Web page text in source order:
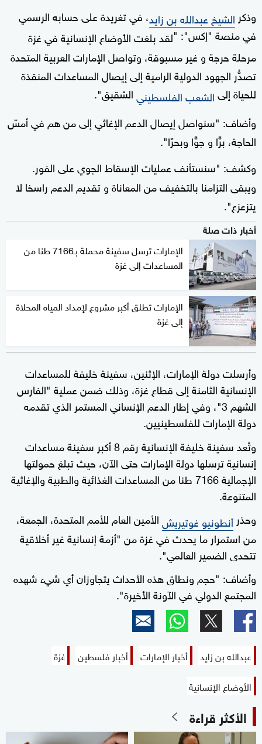
وذكر الشيخ عبدالله بن زايد، في تغريدة على حسابه الرسمي
في منصة "إكس": "لقد بلغت الأوضاع الإنسانية في غزة
مرحلة حرجة و غير مسبوقة، وتواصل الإمارات العربية المتحدة
تصدُّر الجهود الدولية الرامية إلى إيصال المساعدات المنقذة
للحياة إلىالشعب الفلسطينيالشقيق".
وأضاف: "سنواصل إيصال الدعم الإغاثي إلى من هم في أمسّ
الحاجة، برًّا و جوًّا وبحرًا".
وكشف: "سنستأنف عمليات الإسقاط الجوي على الفور.
ويبقى التزامنا بالتخفيف من المعاناة و تقديم الدعم راسخا لا
يتزعزع".
أخبار ذات صلة
الإمارات ترسل سفينة محملة بـ7166 طنا من
المساعدات إلى غزة
الإمارات تطلق أكبر مشروع لإمداد المياه المحلاة
إلى غزة
وأرسلت دولة الإمارات، الإثنين، سفينة خليفة للمساعدات
الإنسانية الثامنة إلى قطاع غزة، وذلك ضمن عملية "الفارس
الشهم 3"، وفي إطار الدعم الإنساني المستمر الذي تقدمه
دولة الإمارات للفلسطينيين.
وتُعد سفينة خليفة الإنسانية رقم 8 أكبر سفينة مساعدات
إنسانية ترسلها دولة الإمارات حتى الآن، حيث تبلغ حمولتها
الإجمالية 7166 طنا من المساعدات الغذائية والطبية والإغاثية
المتنوعة.
وحذر أنطونيو غوتيريشالأمين العام للأمم المتحدة، الجمعة،
من استمرار ما يحدث في غزة من "أزمة إنسانية غير أخلاقية
تتحدى الضمير العالمي".
وأضاف: "حجم ونطاق هذه الأحداث يتجاوزان أي شيء شهده
المجتمع الدولي في الآونة الأخيرة".
عبدالله بن زايد أخبار الإمارات أخبار فلسطين
غزة
الأوضاع الإنسانية
الأكثر قراءة